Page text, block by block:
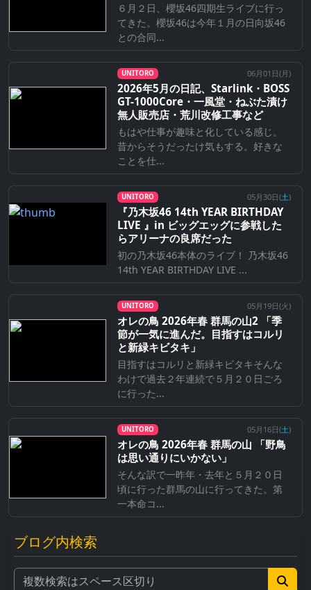
６月２日、櫻坂46四期生ライブに行っ
てきた。櫻坂46は今年１月の日向坂46
との合同...
UNITORO 06月01日(月)
2026年5月の日記、Starlink・BOSS
GT-1000Core・一風堂・ねぶた漬け
無人販売店・荒川改修工事など
もはや仕事が趣味と化している感じ。
昔からそうだったけ気もする。好きな
ことを仕...
UNITORO 05月30日(土)
『乃⽊坂46 14th YEAR BIRTHDAY
LIVE 』in ビッグエッグに参戦した
らアリーナの良席だった
初の乃木坂46本体のライブ！ 乃木坂46
14th YEAR BIRTHDAY LIVE ...
UNITORO 05月19日(火)
オレの鳥 2026年春 群馬の山2 「季
節が一気に進んだ。目指すはコルリ
と新緑キビタキ」
目指すはコルリと新緑キビタキそんな
わけで過去２年連続で５月２０日ごろ
に行った...
UNITORO 05月16日(土)
オレの鳥 2026年春 群馬の山 「野鳥
は思い通りにいかない」
そんな訳で一昨年・去年と５月２０日
頃に行った群馬の山に行ってきた。第
一本命コ...
ブログ内検索